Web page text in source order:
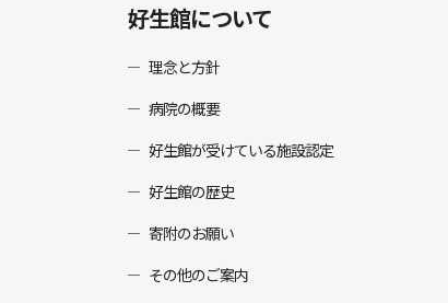
好生館について
理念と方針
病院の概要
好生館が受けている施設認定
好生館の歴史
寄附のお願い
その他のご案内